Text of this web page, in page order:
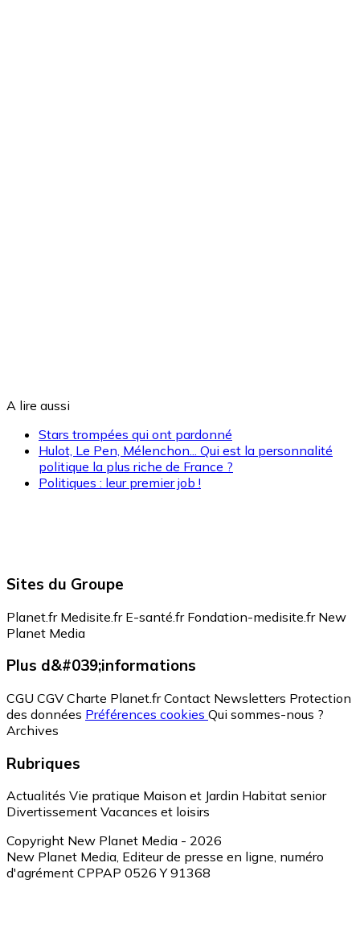
A lire aussi
Stars trompées qui ont pardonné
Hulot, Le Pen, Mélenchon... Qui est la personnalité
politique la plus riche de France ?
Politiques : leur premier job !
Sites du Groupe
Planet.fr Medisite.fr E-santé.fr Fondation-medisite.fr New
Planet Media
Plus d&#039;informations
CGU CGV Charte Planet.fr Contact Newsletters Protection
des données Préférences cookies Qui sommes-nous ?
Archives
Rubriques
Actualités Vie pratique Maison et Jardin Habitat senior
Divertissement Vacances et loisirs
Copyright New Planet Media - 2026
New Planet Media, Editeur de presse en ligne, numéro
d'agrément CPPAP 0526 Y 91368